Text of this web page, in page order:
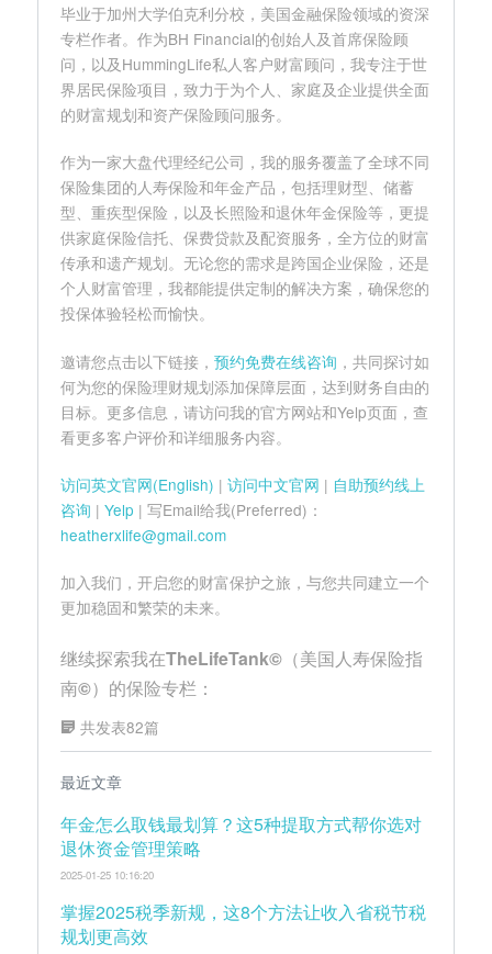
毕业于加州大学伯克利分校，美国金融保险领域的资深
专栏作者。作为BH Financial的创始人及首席保险顾
问，以及HummingLife私人客户财富顾问，我专注于世
界居民保险项目，致力于为个人、家庭及企业提供全面
的财富规划和资产保险顾问服务。
作为一家大盘代理经纪公司，我的服务覆盖了全球不同
保险集团的人寿保险和年金产品，包括理财型、储蓄
型、重疾型保险，以及长照险和退休年金保险等，更提
供家庭保险信托、保费贷款及配资服务，全方位的财富
传承和遗产规划。无论您的需求是跨国企业保险，还是
个人财富管理，我都能提供定制的解决方案，确保您的
投保体验轻松而愉快。
邀请您点击以下链接， 预约免费在线咨询 ，共同探讨如
何为您的保险理财规划添加保障层面，达到财务自由的
目标。更多信息，请访问我的官方网站和Yelp页面，查
看更多客户评价和详细服务内容。
访问英文官网(English) | 访问中文官网 | 自助预约线上
咨询 | Yelp | 写Email给我(Preferred)：
heatherxlife@gmail.com
加入我们，开启您的财富保护之旅，与您共同建立一个
更加稳固和繁荣的未来。
继续探索我在TheLifeTank©（美国人寿保险指
南©）的保险专栏：
共发表82篇
最近文章
年金怎么取钱最划算？这5种提取方式帮你选对
退休资金管理策略
2025-01-25 10:16:20
掌握2025税季新规，这8个方法让收入省税节税
规划更高效